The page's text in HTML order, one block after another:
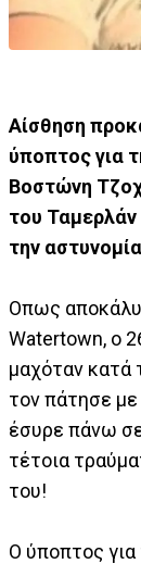
Αίσθηση
ύποπτος για
Βοστώνη
του
την
Οπως
Watertown, ο
μαχόταν κατά
τον πάτησε με
έσυρε πάνω
τέτοια
του!
Ο ύποπτος για